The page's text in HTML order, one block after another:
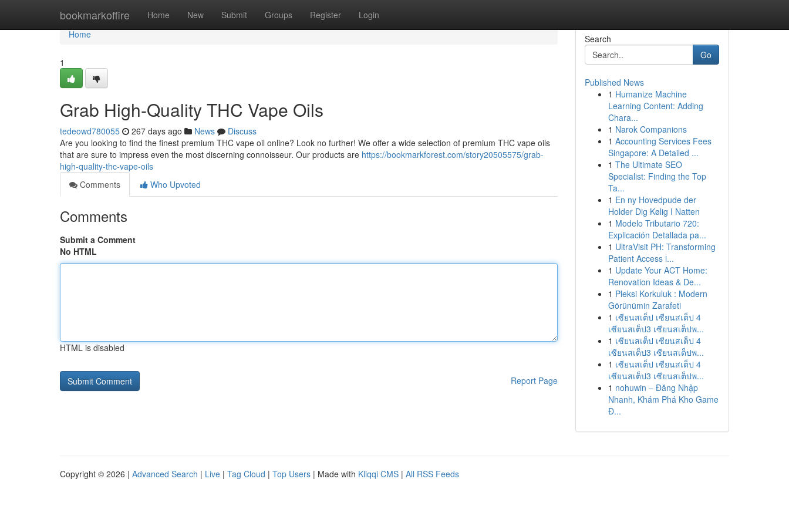
bookmarkoffire Home New Submit Groups Register Login
Home
Home
1
Grab High-Quality THC Vape Oils
tedeowd780055 267 days ago News
Discuss
Are you looking to find the finest premium THC vape oil online? Look no further! We offer a wide selection of premium THC vape oils
that are sure to impress even the most discerning connoisseur. Our products are https://bookmarkforest.com/story20505575/grab-
high-quality-thc-vape-oils
Comments
Who Upvoted
Comments
Submit a Comment
No HTML
HTML is disabled
Report Page
Search
Go
Published News
1 Humanize Machine
Learning Content: Adding
Chara...
1 Narok Companions
1 Accounting Services Fees
Singapore: A Detailed ...
1 The Ultimate SEO
Specialist: Finding the Top
Ta...
1 En ny Hovedpude der
Holder Dig Kølig I Natten
1 Modelo Tributario 720:
Explicación Detallada pa...
1 UltraVisit PH: Transforming
Patient Access i...
1 Update Your ACT Home:
Renovation Ideas & De...
1 Pleksi Korkuluk : Modern
Görünümin Zarafeti
1 เซียนสเต็ป เซียนสเต็ป 4
เซียนสเต็ป3 เซียนสเต็ปพ...
1 เซียนสเต็ป เซียนสเต็ป 4
เซียนสเต็ป3 เซียนสเต็ปพ...
1 เซียนสเต็ป เซียนสเต็ป 4
เซียนสเต็ป3 เซียนสเต็ปพ...
1 nohuwin – Đăng Nhập
Nhanh, Khám Phá Kho Game
Đ...
Copyright © 2026 | Advanced Search | Live | Tag Cloud | Top Users | Made with Kliqqi CMS | All RSS Feeds